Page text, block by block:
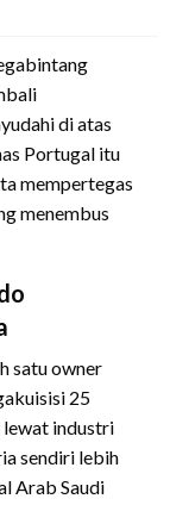
di atas
Portugal itu
mempertegas
menembus
satu owner
25
lewat industri
sendiri lebih
Arab Saudi